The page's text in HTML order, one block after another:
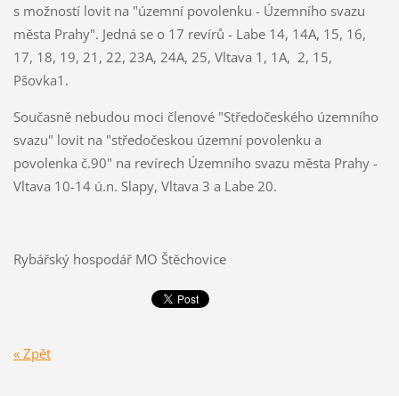
s možností lovit na "územní povolenku - Územního svazu
města Prahy". Jedná se o 17 revírů - Labe 14, 14A, 15, 16,
17, 18, 19, 21, 22, 23A, 24A, 25, Vltava 1, 1A, 2, 15,
Pšovka1.
Současně nebudou moci členové "Středočeského územního
svazu" lovit na "středočeskou územní povolenku a
povolenka č.90" na revírech Územního svazu města Prahy -
Vltava 10-14 ú.n. Slapy, Vltava 3 a Labe 20.
Rybářský hospodář MO Štěchovice
« Zpět